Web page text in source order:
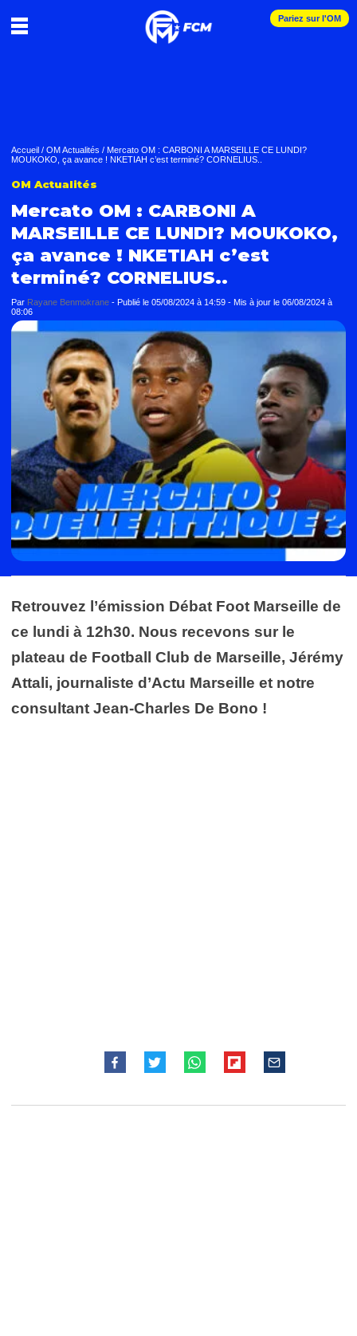
Pariez sur l'OM
Accueil / OM Actualités / Mercato OM : CARBONI A MARSEILLE CE LUNDI?
MOUKOKO, ça avance ! NKETIAH c’est terminé? CORNELIUS..
OM Actualités
Mercato OM : CARBONI A
MARSEILLE CE LUNDI? MOUKOKO,
ça avance ! NKETIAH c’est
terminé? CORNELIUS..
Par Rayane Benmokrane - Publié le 05/08/2024 à 14:59 - Mis à jour le 06/08/2024 à
08:06
Retrouvez l’émission Débat Foot Marseille de
ce lundi à 12h30. Nous recevons sur le
plateau de Football Club de Marseille, Jérémy
Attali, journaliste d’Actu Marseille et notre
consultant Jean-Charles De Bono !